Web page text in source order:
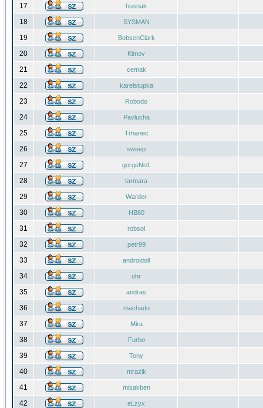
17 husnak
18 SYSMAN
19 BobsenClark
20 Kimov
21 cemak
22 karelstupka
23 Robodo
24 Pavlucha
25 Trhanec
26 sweep
27 gorgeNo1
28 tarmara
29 Warder
30 HB80
31 robsol
32 petr99
33 androidoll
34 ohr
35 andras
36 machado
37 Mira
38 Furbo
39 Tony
40 mrazik
41 misakben
42 eLzyx